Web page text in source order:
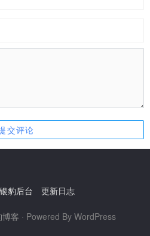
银豹后台 更新日志
客 · Powered By WordPress